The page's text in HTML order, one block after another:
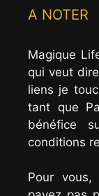
A NOTER
Magique
qui veut
liens je
tant que
bénéfice
conditions
Pour